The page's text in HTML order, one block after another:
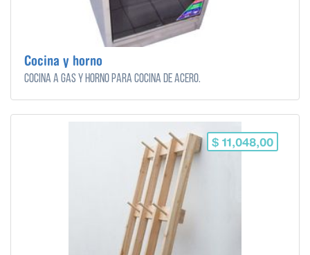
Cocina y horno
Cocina a gas y horno para cocina de acero.
$ 11,048,00